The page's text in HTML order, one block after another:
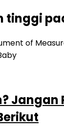
tinggi
Jangan